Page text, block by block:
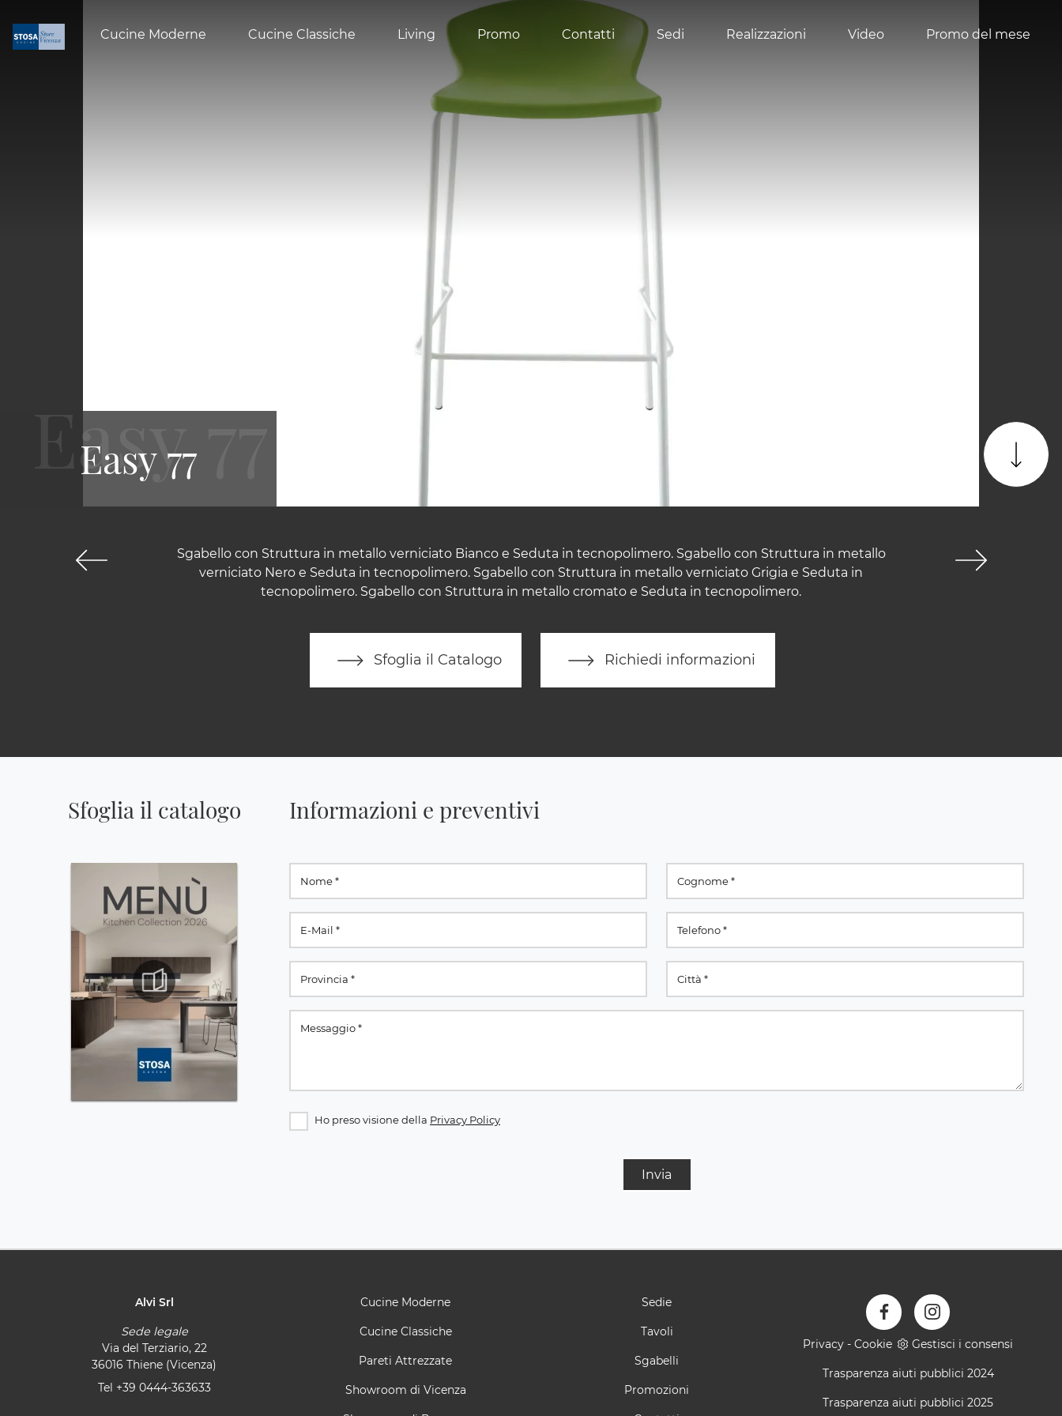
Cucine Moderne Cucine Classiche Living Promo Contatti Sedi Realizzazioni Video Promo del mese
Sgabello con Struttura in metallo verniciato Bianco e Seduta in tecnopolimero. Sgabello con Struttura in metallo
verniciato Nero e Seduta in tecnopolimero. Sgabello con Struttura in metallo verniciato Grigia e Seduta in
tecnopolimero. Sgabello con Struttura in metallo cromato e Seduta in tecnopolimero.
Sfoglia il Catalogo Richiedi informazioni
Easy 77
Sfoglia il catalogo Informazioni e preventivi
Ho preso visione della Privacy Policy
Invia
Alvi Srl
Sede legale
Via del Terziario, 22
36016 Thiene (Vicenza)
Tel +39 0444-363633
Cucine Moderne
Cucine Classiche
Pareti Attrezzate
Showroom di Vicenza
Sedie
Tavoli
Sgabelli
Promozioni
Privacy - Cookie Gestisci i consensi
Trasparenza aiuti pubblici 2024
Trasparenza aiuti pubblici 2025